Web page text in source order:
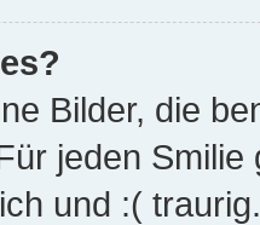
Bilder, die
jeden
und :(